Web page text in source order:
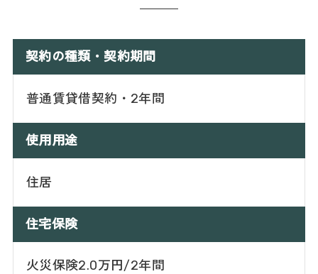
契約の種類・契約期間
普通賃貸借契約・2年間
使用用途
住居
住宅保険
火災保険2.0万円/2年間